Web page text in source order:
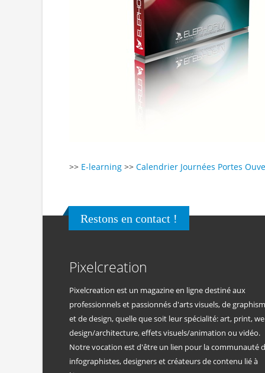
>> E-learning >> Calendrier Journées Portes
Restons en contact !
Pixelcreation
Pixelcreation est un magazine en ligne destiné aux
professionnels et passionnés d'arts visuels, de
et de design, quelle que soit leur spécialité: art, print,
design/architecture, effets visuels/animation ou vidéo.
Notre vocation est d'être un lien pour la communauté
infographistes, designers et créateurs de contenu lié à